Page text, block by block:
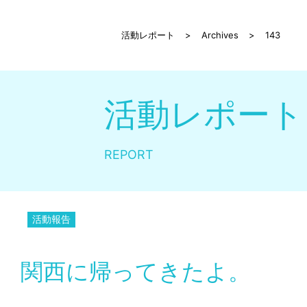
活動レポート > Archives > 143
活動レポート
REPORT
活動報告
関西に帰ってきたよ。